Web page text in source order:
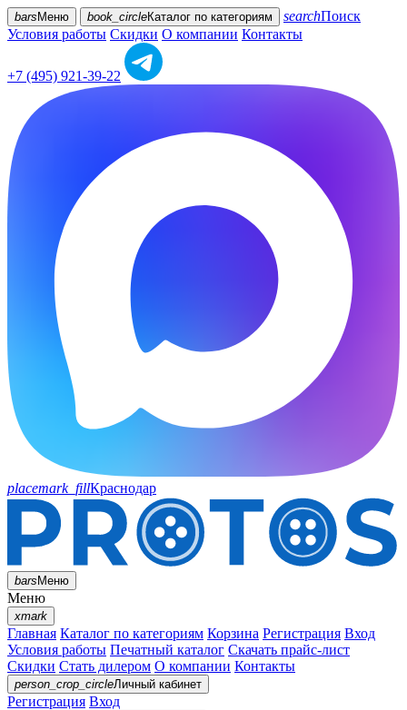
bars Меню book_circleКаталог по категориям searchПоиск
Условия работы Скидки О компании Контакты
+7 (495) 921-39-22
placemark_fillКраснодар
barsМеню
Меню
xmark
Главная Каталог по категориям Корзина Регистрация Вход
Условия работы Печатный каталог Скачать прайс-лист
Скидки Стать дилером О компании Контакты
person_crop_circleЛичный кабинет
Регистрация Вход